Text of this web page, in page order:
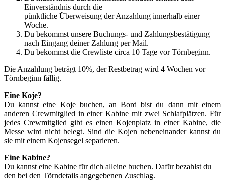
Einverständnis durch die
pünktliche Überweisung der Anzahlung innerhalb einer
Woche.
Du bekommst unsere Buchungs- und Zahlungsbestätigung
nach Eingang deiner Zahlung per Mail.
Du bekommst die Crewliste circa 10 Tage vor Törnbeginn.
Die Anzahlung beträgt 10%, der Restbetrag wird 4 Wochen vor
Törnbeginn fällig.
Eine Koje?
Du kannst eine Koje buchen, an Bord bist du dann mit einem
anderen Crewmitglied in einer Kabine mit zwei Schlafplätzen. Für
jedes Crewmitglied gibt es einen Kojenplatz in einer Kabine, die
Messe wird nicht belegt. Sind die Kojen nebeneinander kannst du
sie mit einem Kojensegel separieren.
Eine Kabine?
Du kannst eine Kabine für dich alleine buchen. Dafür bezahlst du
den bei den Törndetails angegebenen Zuschlag.